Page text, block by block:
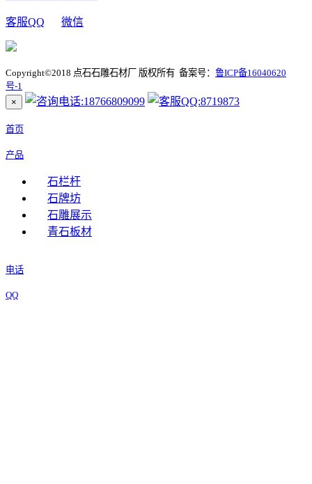
客服QQ 微信
Copyright©2018 点石石雕石材厂 版权所有 备案号： 鲁ICP备16040620
号-1
×
首页
产品
石栏杆
石牌坊
石雕展示
青石板材
电话
QQ